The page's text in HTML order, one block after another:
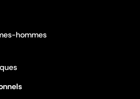
hommes